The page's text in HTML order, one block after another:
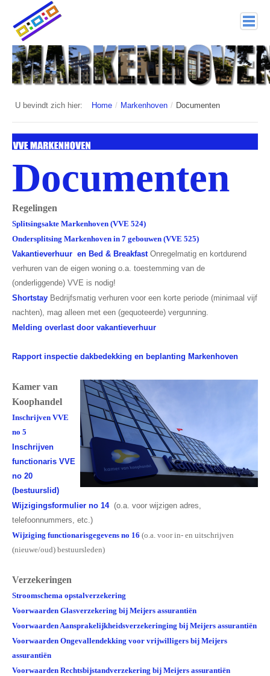
home
Markenhoven
Documenten
Veiligheid (mijn buurt van politie.nl)
Nieuwsbrieven
Hof 1
Leesinformatie
Hof 2
Stadsvilla C
Stadsvilla D
Documenten
Parkeergarage
Documenten
Parkeerplek te koop
Parkeerplek te huur
Verzekeringen
U bevindt zich hier: Home / Markenhoven / Documenten
Documenten
Regelingen
Splitsingsakte Markenhoven (VVE 524)
Ondersplitsing Markenhoven in 7 gebouwen (VVE 525)
Vakantieverhuur en Bed & BreakfastOnregelmatig en kortdurend
verhuren van de eigen woning o.a. toestemming van de
(onderliggende) VVE is nodig!
Shortstay Bedrijfsmatig verhuren voor een korte periode (minimaal vijf
nachten), mag alleen met een (gequoteerde) vergunning.
Melding overlast door vakantieverhuur
Rapport inspectie dakbedekking en beplanting Markenhoven
Kamer van
Koophandel
Inschrijven VVE
no 5
Inschrijven
functionaris VVE
no 20
(bestuurslid)
Wijzigingsformulier no 14 (o.a. voor wijzigen adres,
telefoonnummers, etc.)
Wijziging functionarisgegevens no 16 (o.a. voor in- en uitschrijven
(nieuwe/oud) bestuursleden)
Verzekeringen
Stroomschema opstalverzekering
Voorwaarden Glasverzekering bij Meijers assurantiën
Voorwaarden Aansprakelijkheidsverzekeringing bij Meijers assurantiën
Voorwaarden Ongevallendekking voor vrijwilligers bij Meijers
assurantiën
Voorwaarden Rechtsbijstandverzekering bij Meijers assurantiën